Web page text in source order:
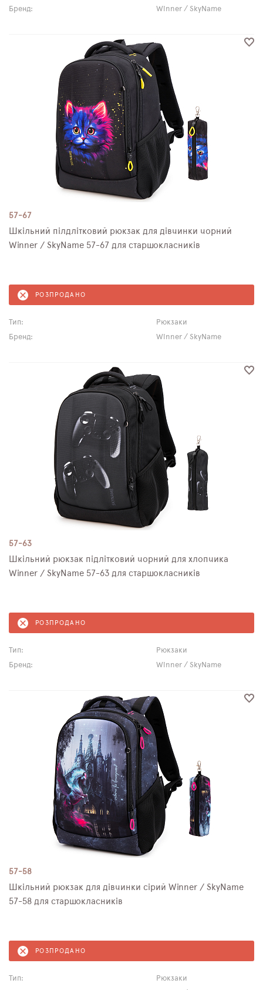
Бренд:
Winner / SkyName
57-67
Шкільний пілдлітковий рюкзак для дівчинки чорний
Winner / SkyNamе 57-67 для старшокласників
РОЗПРОДАНО
Тип:
Рюкзаки
Бренд:
Winner / SkyName
57-63
Шкільний рюкзак підлітковий чорний для хлопчика
Winner / SkyName 57-63 для старшокласників
РОЗПРОДАНО
Тип:
Рюкзаки
Бренд:
Winner / SkyName
57-58
Шкільний рюкзак для дівчинки сірий Winner / SkyNamе
57-58 для старшокласників
РОЗПРОДАНО
Тип:
Рюкзаки